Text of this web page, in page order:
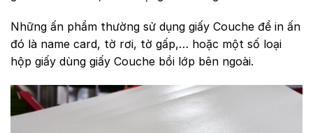
Những ấn phẩm thường sử dụng giấy Couche để in ấn
đó là name card, tờ rơi, tờ gấp,… hoặc một số loại
hộp giấy dùng giấy Couche bồi lớp bên ngoài.